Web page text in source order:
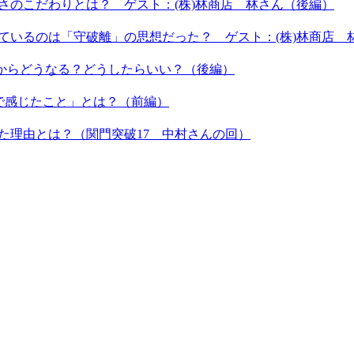
のこだわりとは？ ゲスト：(株)林商店 林さん（後編）
いるのは「守破離」の思想だった？ ゲスト：(株)林商店
どうなる？どうしたらいい？（後編）
じたこと」とは？（前編）
理由とは？（関門突破17 中村さんの回）